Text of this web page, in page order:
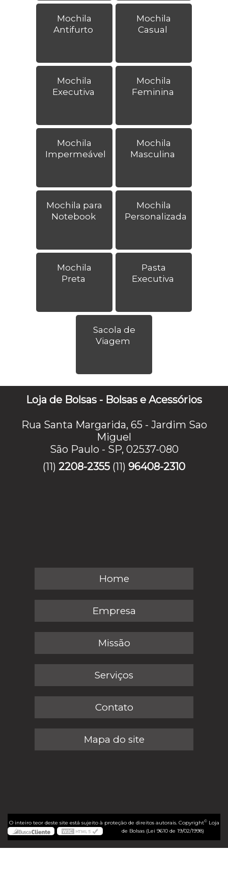
Mochila
Antifurto
Mochila
Casual
Mochila
Executiva
Mochila
Feminina
Mochila
Impermeável
Mochila
Masculina
Mochila para
Notebook
Mochila
Personalizada
Mochila
Preta
Pasta
Executiva
Sacola de
Viagem
Loja de Bolsas - Bolsas e Acessórios
Rua Santa Margarida, 65 - Jardim Sao
Miguel
São Paulo - SP, 02537-080
(11) 2208-2355 (11) 96408-2310
Home
Empresa
Missão
Serviços
Contato
Mapa do site
O inteiro teor deste site está sujeito à proteção de direitos autorais. Copyright©Loja
de Bolsas (Lei 9610 de 19/02/1998)